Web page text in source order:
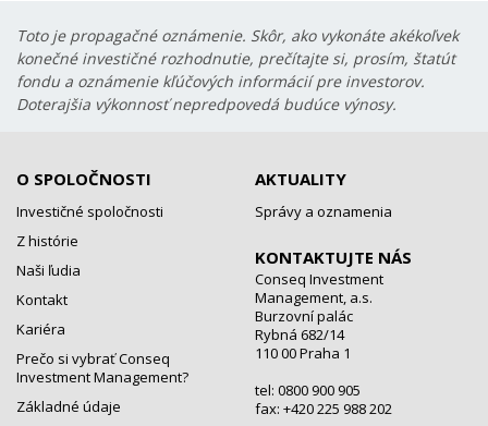
Toto je propagačné oznámenie. Skôr, ako vykonáte akékoľvek
konečné investičné rozhodnutie, prečítajte si, prosím, štatút
fondu a oznámenie kľúčových informácií pre investorov.
Doterajšia výkonnosť nepredpovedá budúce výnosy.
O SPOLOČNOSTI
Investičné spoločnosti
Z histórie
Naši ľudia
Kontakt
Kariéra
Prečo si vybrať Conseq
Investment Management?
Základné údaje
AKTUALITY
Správy a oznamenia
KONTAKTUJTE NÁS
Conseq Investment
Management, a.s.
Burzovní palác
Rybná 682/14
110 00 Praha 1
tel: 0800 900 905
fax: +420 225 988 202